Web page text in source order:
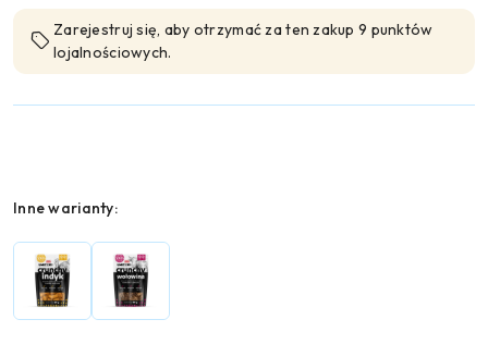
Zarejestruj się, aby otrzymać za ten zakup 9 punktów
lojalnościowych.
Wariant
Inne warianty: